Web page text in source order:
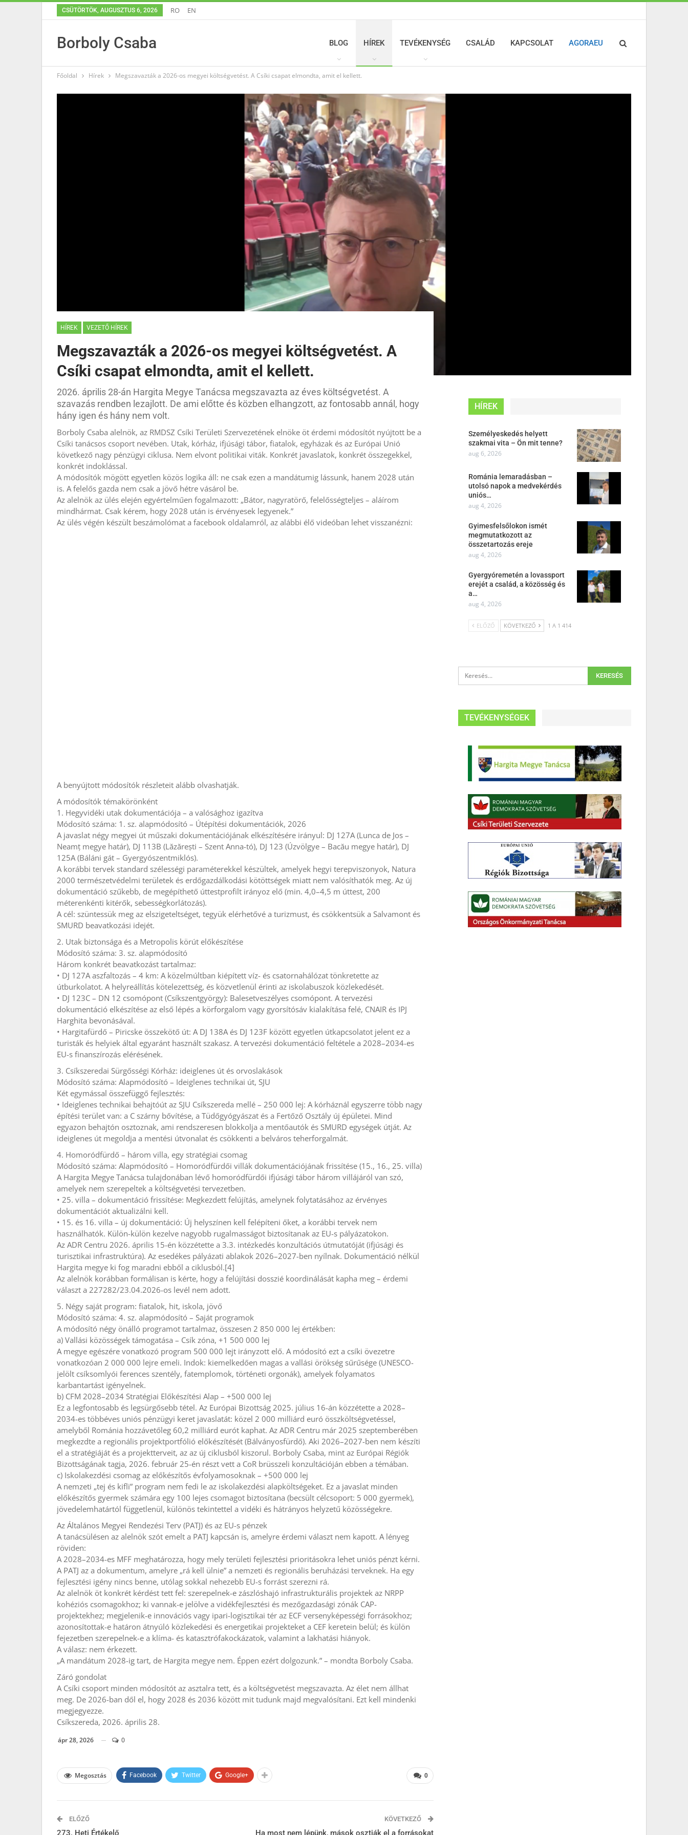
CSÜTÖRTÖK, AUGUSZTUS 6, 2026 RO EN
Borboly Csaba BLOG HÍREK TEVÉKENYSÉG CSALÁD KAPCSOLAT AGORAEU
Főoldal Hírek Megszavazták a 2026-os megyei költségvetést. A Csíki csapat elmondta, amit el kellett.
HÍREK VEZETŐ HÍREK
Megszavazták a 2026-os megyei költségvetést. A
Csíki csapat elmondta, amit el kellett.
2026. április 28-án Hargita Megye Tanácsa megszavazta az éves költségvetést. A
szavazás rendben lezajlott. De ami előtte és közben elhangzott, az fontosabb annál, hogy
hány igen és hány nem volt.
Borboly Csaba alelnök, az RMDSZ Csíki Területi Szervezetének elnöke öt érdemi módosítót nyújtott be a
Csíki tanácsos csoport nevében. Utak, kórház, ifjúsági tábor, fiatalok, egyházak és az Európai Unió
következő nagy pénzügyi ciklusa. Nem elvont politikai viták. Konkrét javaslatok, konkrét összegekkel,
konkrét indoklással.
A módosítók mögött egyetlen közös logika áll: ne csak ezen a mandátumig lássunk, hanem 2028 után
is. A felelős gazda nem csak a jövő hétre vásárol be.
Az alelnök az ülés elején egyértelműen fogalmazott: „Bátor, nagyratörő, felelősségteljes – aláírom
mindhármat. Csak kérem, hogy 2028 után is érvényesek legyenek.”
Az ülés végén készült beszámolómat a facebook oldalamról, az alábbi élő videóban lehet visszanézni:
A benyújtott módosítók részleteit alább olvashatják.
A módosítók témakörönként
1. Hegyvidéki utak dokumentációja – a valósághoz igazítva
Módosító száma: 1. sz. alapmódosító – Útépítési dokumentációk, 2026
A javaslat négy megyei út műszaki dokumentációjának elkészítésére irányul: DJ 127A (Lunca de Jos –
Neamț megye határ), DJ 113B (Lăzărești – Szent Anna-tó), DJ 123 (Úzvölgye – Bacău megye határ), DJ
125A (Báláni gát – Gyergyószentmiklós).
A korábbi tervek standard szélességi paraméterekkel készültek, amelyek hegyi terepviszonyok, Natura
2000 természetvédelmi területek és erdőgazdálkodási kötöttségek miatt nem valósíthatók meg. Az új
dokumentáció szűkebb, de megépíthető úttestprofilt irányoz elő (min. 4,0–4,5 m úttest, 200
méterenkénti kitérők, sebességkorlátozás).
A cél: szüntessük meg az elszigeteltséget, tegyük elérhetővé a turizmust, és csökkentsük a Salvamont és
SMURD beavatkozási idejét.
2. Utak biztonsága és a Metropolis körút előkészítése
Módosító száma: 3. sz. alapmódosító
Három konkrét beavatkozást tartalmaz:
• DJ 127A aszfaltozás – 4 km: A közelmúltban kiépített víz- és csatornahálózat tönkretette az
útburkolatot. A helyreállítás kötelezettség, és közvetlenül érinti az iskolabuszok közlekedését.
• DJ 123C – DN 12 csomópont (Csíkszentgyörgy): Balesetveszélyes csomópont. A tervezési
dokumentáció elkészítése az első lépés a körforgalom vagy gyorsítósáv kialakítása felé, CNAIR és IPJ
Harghita bevonásával.
• Hargitafürdő – Piricske összekötő út: A DJ 138A és DJ 123F között egyetlen útkapcsolatot jelent ez a
turisták és helyiek által egyaránt használt szakasz. A tervezési dokumentáció feltétele a 2028–2034-es
EU-s finanszírozás elérésének.
3. Csíkszeredai Sürgősségi Kórház: ideiglenes út és orvoslakások
Módosító száma: Alapmódosító – Ideiglenes technikai út, SJU
Két egymással összefüggő fejlesztés:
• Ideiglenes technikai behajtóút az SJU Csíkszereda mellé – 250 000 lej: A kórháznál egyszerre több nagy
építési terület van: a C szárny bővítése, a Tüdőgyógyászat és a Fertőző Osztály új épületei. Mind
egyazon behajtón osztoznak, ami rendszeresen blokkolja a mentőautók és SMURD egységek útját. Az
ideiglenes út megoldja a mentési útvonalat és csökkenti a belváros teherforgalmát.
4. Homoródfürdő – három villa, egy stratégiai csomag
Módosító száma: Alapmódosító – Homoródfürdői villák dokumentációjának frissítése (15., 16., 25. villa)
A Hargita Megye Tanácsa tulajdonában lévő homoródfürdői ifjúsági tábor három villájáról van szó,
amelyek nem szerepeltek a költségvetési tervezetben.
• 25. villa – dokumentáció frissítése: Megkezdett felújítás, amelynek folytatásához az érvényes
dokumentációt aktualizálni kell.
• 15. és 16. villa – új dokumentáció: Új helyszínen kell felépíteni őket, a korábbi tervek nem
használhatók. Külön-külön kezelve nagyobb rugalmasságot biztosítanak az EU-s pályázatokon.
Az ADR Centru 2026. április 15-én közzétette a 3.3. intézkedés konzultációs útmutatóját (ifjúsági és
turisztikai infrastruktúra). Az esedékes pályázati ablakok 2026–2027-ben nyílnak. Dokumentáció nélkül
Hargita megye ki fog maradni ebből a ciklusból.[4]
Az alelnök korábban formálisan is kérte, hogy a felújítási dosszié koordinálását kapha meg – érdemi
választ a 227282/23.04.2026-os levél nem adott.
5. Négy saját program: fiatalok, hit, iskola, jövő
Módosító száma: 4. sz. alapmódosító – Saját programok
A módosító négy önálló programot tartalmaz, összesen 2 850 000 lej értékben:
a) Vallási közösségek támogatása – Csík zóna, +1 500 000 lej
A megye egészére vonatkozó program 500 000 lejt irányzott elő. A módosító ezt a csíki övezetre
vonatkozóan 2 000 000 lejre emeli. Indok: kiemelkedően magas a vallási örökség sűrűsége (UNESCO-
jelölt csíksomlyói ferences szentély, fatemplomok, történeti orgonák), amelyek folyamatos
karbantartást igényelnek.
b) CFM 2028–2034 Stratégiai Előkészítési Alap – +500 000 lej
Ez a legfontosabb és legsürgősebb tétel. Az Európai Bizottság 2025. július 16-án közzétette a 2028–
2034-es többéves uniós pénzügyi keret javaslatát: közel 2 000 milliárd euró összköltségvetéssel,
amelyből Románia hozzávetőleg 60,2 milliárd eurót kaphat. Az ADR Centru már 2025 szeptemberében
megkezdte a regionális projektportfólió előkészítését (Bálványosfürdő). Aki 2026–2027-ben nem készíti
el a stratégiáját és a projektterveit, az az új ciklusból kiszorul. Borboly Csaba, mint az Európai Régiók
Bizottságának tagja, 2026. február 25-én részt vett a CoR brüsszeli konzultációján ebben a témában.
c) Iskolakezdési csomag az előkészítős évfolyamosoknak – +500 000 lej
A nemzeti „tej és kifli” program nem fedi le az iskolakezdési alapköltségeket. Ez a javaslat minden
előkészítős gyermek számára egy 100 lejes csomagot biztosítana (becsült célcsoport: 5 000 gyermek),
jövedelemhatártól függetlenül, különös tekintettel a vidéki és hátrányos helyzetű közösségekre.
Az Általános Megyei Rendezési Terv (PATJ) és az EU-s pénzek
A tanácsülésen az alelnök szót emelt a PATJ kapcsán is, amelyre érdemi választ nem kapott. A lényeg
röviden:
A 2028–2034-es MFF meghatározza, hogy mely területi fejlesztési prioritásokra lehet uniós pénzt kérni.
A PATJ az a dokumentum, amelyre „rá kell ülnie” a nemzeti és regionális beruházási terveknek. Ha egy
fejlesztési igény nincs benne, utólag sokkal nehezebb EU-s forrást szerezni rá.
Az alelnök öt konkrét kérdést tett fel: szerepelnek-e zászlóshajó infrastrukturális projektek az NRPP
kohéziós csomagokhoz; ki vannak-e jelölve a vidékfejlesztési és mezőgazdasági zónák CAP-
projektekhez; megjelenik-e innovációs vagy ipari-logisztikai tér az ECF versenyképességi forrásokhoz;
azonosítottak-e határon átnyúló közlekedési és energetikai projekteket a CEF keretein belül; és külön
fejezetben szerepelnek-e a klíma- és katasztrófakockázatok, valamint a lakhatási hiányok.
A válasz: nem érkezett.
„A mandátum 2028-ig tart, de Hargita megye nem. Éppen ezért dolgozunk.” – mondta Borboly Csaba.
Záró gondolat
A Csíki csoport minden módosítót az asztalra tett, és a költségvetést megszavazta. Az élet nem állhat
meg. De 2026-ban dől el, hogy 2028 és 2036 között mit tudunk majd megvalósítani. Ezt kell mindenki
megjegyezze.
Csíkszereda, 2026. április 28.
ápr 28, 2026 0
0
Megosztás Facebook Twitter Google+
ELŐZŐ
273. Heti Értékelő
KÖVETKEZŐ
Ha most nem lépünk, mások osztják el a forrásokat
HÍREK
Személyeskedés helyett
szakmai vita – Ön mit tenne?
aug 6, 2026
Románia lemaradásban –
utolsó napok a medvekérdés
uniós…
aug 4, 2026
Gyimesfelsőlokon ismét
megmutatkozott az
összetartozás ereje
aug 4, 2026
Gyergyóremetén a lovassport
erejét a család, a közösség és
a…
aug 4, 2026
ELŐZŐ KÖVETKEZŐ 1 A 1 414
TEVÉKENYSÉGEK